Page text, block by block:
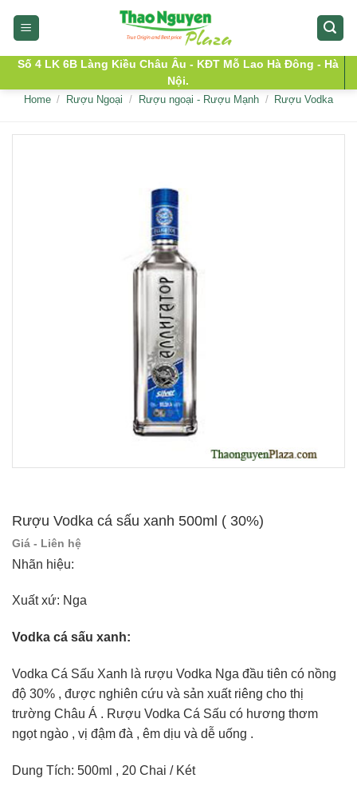
Số 4 LK 6B Làng Kiều Châu Âu - KĐT Mỗ Lao Hà Đông - Hà
Nội.
Home / Rượu Ngoại / Rượu ngoại - Rượu Mạnh / Rượu Vodka
Rượu Vodka cá sấu xanh 500ml ( 30%)
Giá - Liên hệ
Nhãn hiệu:
Xuất xứ: Nga
Vodka cá sấu xanh:
Vodka Cá Sấu Xanh là rượu Vodka Nga đầu tiên có nồng
độ 30% , được nghiên cứu và sản xuất riêng cho thị
trường Châu Á . Rượu Vodka Cá Sấu có hương thơm
ngọt ngào , vị đậm đà , êm dịu và dễ uống .
Dung Tích: 500ml , 20 Chai / Két